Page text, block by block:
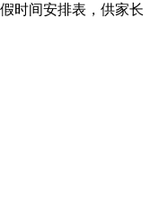
时间安排表，供家长